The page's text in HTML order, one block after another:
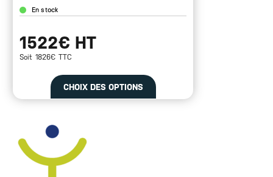
En stock
1522€ HT
Soit 1826€ TTC
CHOIX DES OPTIONS